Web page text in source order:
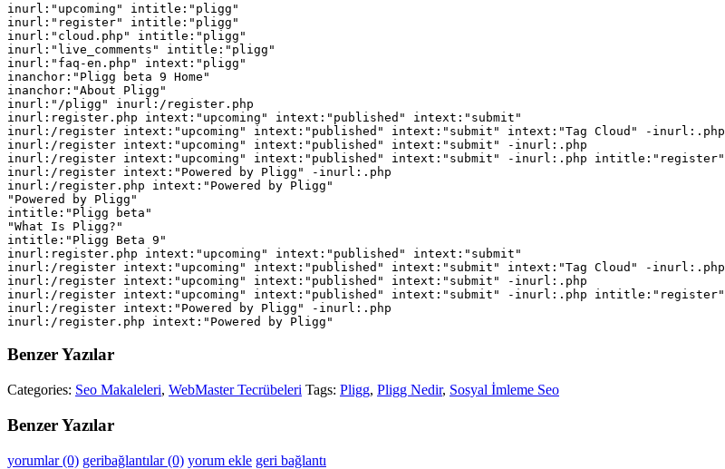
inurl:"upcoming" intitle:"pligg"
inurl:"register" intitle:"pligg"
inurl:"cloud.php" intitle:"pligg"
inurl:"live_comments" intitle:"pligg"
inurl:"faq-en.php" intext:"pligg"
inanchor:"Pligg beta 9 Home"
inanchor:"About Pligg"
inurl:"/pligg" inurl:/register.php
inurl:register.php intext:"upcoming" intext:"published" intext:"submit"
inurl:/register intext:"upcoming" intext:"published" intext:"submit" intext:"Tag Cloud" -inurl:.php
inurl:/register intext:"upcoming" intext:"published" intext:"submit" -inurl:.php
inurl:/register intext:"upcoming" intext:"published" intext:"submit" -inurl:.php intitle:"register"
inurl:/register intext:"Powered by Pligg" -inurl:.php
inurl:/register.php intext:"Powered by Pligg"
"Powered by Pligg"
intitle:"Pligg beta"
"What Is Pligg?"
intitle:"Pligg Beta 9"
inurl:register.php intext:"upcoming" intext:"published" intext:"submit"
inurl:/register intext:"upcoming" intext:"published" intext:"submit" intext:"Tag Cloud" -inurl:.php
inurl:/register intext:"upcoming" intext:"published" intext:"submit" -inurl:.php
inurl:/register intext:"upcoming" intext:"published" intext:"submit" -inurl:.php intitle:"register"
inurl:/register intext:"Powered by Pligg" -inurl:.php
inurl:/register.php intext:"Powered by Pligg"
Benzer Yazılar
Categories: Seo Makaleleri, WebMaster Tecrübeleri Tags: Pligg, Pligg Nedir, Sosyal İmleme Seo
Benzer Yazılar
yorumlar (0) geribağlantılar (0) yorum ekle geri bağlantı